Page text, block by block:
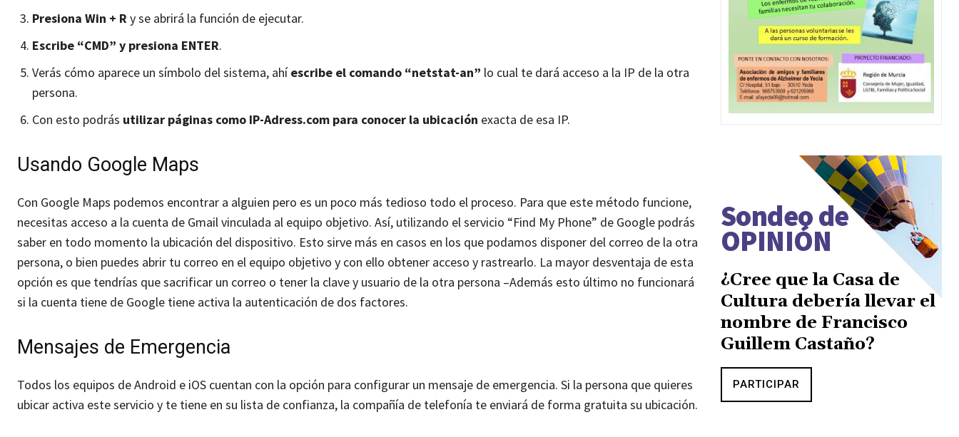
Presiona Win + R y se abrirá la función de ejecutar.
Escribe “CMD” y presiona ENTER.
Verás cómo aparece un símbolo del sistema, ahíescribe el comando “netstat-an” lo cual te dará acceso a la IP de la otra
persona.
Con esto podrás utilizar páginas como IP-Adress.com para conocer la ubicación exacta de esa IP.
Usando Google Maps
Con Google Maps podemos encontrar a alguien pero es un poco más tedioso todo el proceso. Para que este método funcione,
necesitas acceso a la cuenta de Gmail vinculada al equipo objetivo. Así, utilizando el servicio “Find My Phone” de Google podrás
saber en todo momento la ubicación del dispositivo. Esto sirve más en casos en los que podamos disponer del correo de la otra
persona, o bien puedes abrir tu correo en el equipo objetivo y con ello obtener acceso y rastrearlo. La mayor desventaja de esta
opción es que tendrías que sacrificar un correo o tener la clave y usuario de la otra persona –Además esto último no funcionará
si la cuenta tiene de Google tiene activa la autenticación de dos factores.
Mensajes de Emergencia
Todos los equipos de Android e iOS cuentan con la opción para configurar un mensaje de emergencia. Si la persona que quieres
ubicar activa este servicio y te tiene en su lista de confianza, la compañía de telefonía te enviará de forma gratuita su ubicación.
Sondeo de
OPINIÓN
¿Cree que la Casa de
Cultura debería llevar el
nombre de Francisco
Guillem Castaño?
PARTICIPAR